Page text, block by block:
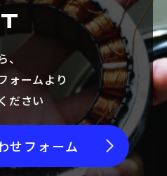
ォームより
ださい
せフォーム